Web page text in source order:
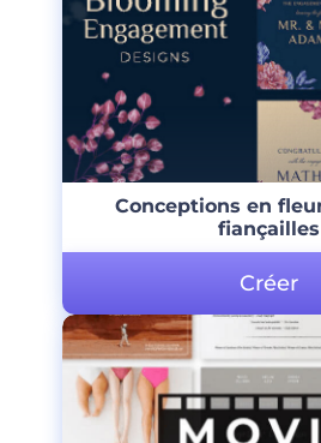
Conceptions en
fiançailles
Créer